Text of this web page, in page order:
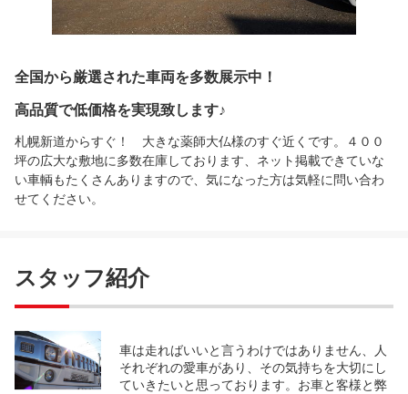
全国から厳選された車両を多数展示中！
高品質で低価格を実現致します♪
札幌新道からすぐ！ 大きな薬師大仏様のすぐ近くです。４００
坪の広大な敷地に多数在庫しております、ネット掲載できていな
い車輌もたくさんありますので、気になった方は気軽に問い合わ
せてください。
スタッフ紹介
車は走ればいいと言うわけではありません、人
それぞれの愛車があり、その気持ちを大切にし
ていきたいと思っております。お車と客様と弊